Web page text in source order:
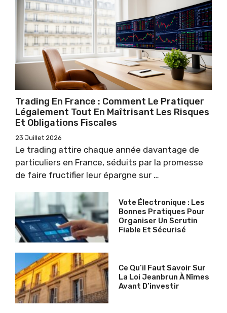
Trading En France : Comment Le Pratiquer
Légalement Tout En Maîtrisant Les Risques
Et Obligations Fiscales
23 Juillet 2026
Le trading attire chaque année davantage de
particuliers en France, séduits par la promesse
de faire fructifier leur épargne sur …
Vote Électronique : Les
Bonnes Pratiques Pour
Organiser Un Scrutin
Fiable Et Sécurisé
Ce Qu’il Faut Savoir Sur
La Loi Jeanbrun À Nîmes
Avant D’investir